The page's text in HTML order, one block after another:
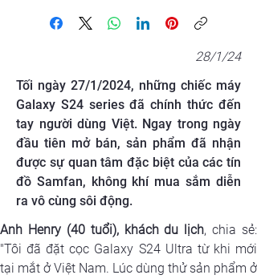
28/1/24
Tối ngày 27/1/2024, những chiếc máy
Galaxy S24 series đã chính thức đến
tay người dùng Việt. Ngay trong ngày
đầu tiên mở bán, sản phẩm đã nhận
được sự quan tâm đặc biệt của các tín
đồ Samfan, không khí mua sắm diễn
ra vô cùng sôi động.
Anh Henry (40 tuổi), khách du lịch, chia sẻ:
"Tôi đã đặt cọc Galaxy S24 Ultra từ khi mới
tại mắt ở Việt Nam. Lúc dùng thử sản phẩm ở